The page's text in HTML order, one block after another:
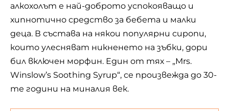
алкохолът е най-доброто успокояващо и
хипнотично средство за бебета и малки
деца. В състава на някои популярни сиропи,
които улесняват никненето на зъбки, дори
бил включен морфин. Един от тях – „Mrs.
Winslow’s Soothing Syrup“, се произвежда до 30-
те години на миналия век.